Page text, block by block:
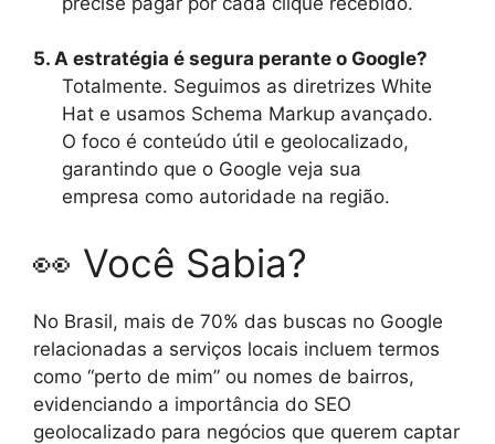
5. A estratégia é segura perante o Google?
Totalmente. Seguimos as diretrizes White
Hat e usamos Schema Markup avançado.
O foco é conteúdo útil e geolocalizado,
garantindo que o Google veja sua
empresa como autoridade na região.
👀 Você Sabia?
No Brasil, mais de 70% das buscas no Google
relacionadas a serviços locais incluem termos
como “perto de mim” ou nomes de bairros,
evidenciando a importância do SEO
geolocalizado para negócios que querem captar